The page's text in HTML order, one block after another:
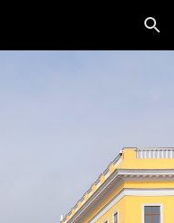
Skip to navigation